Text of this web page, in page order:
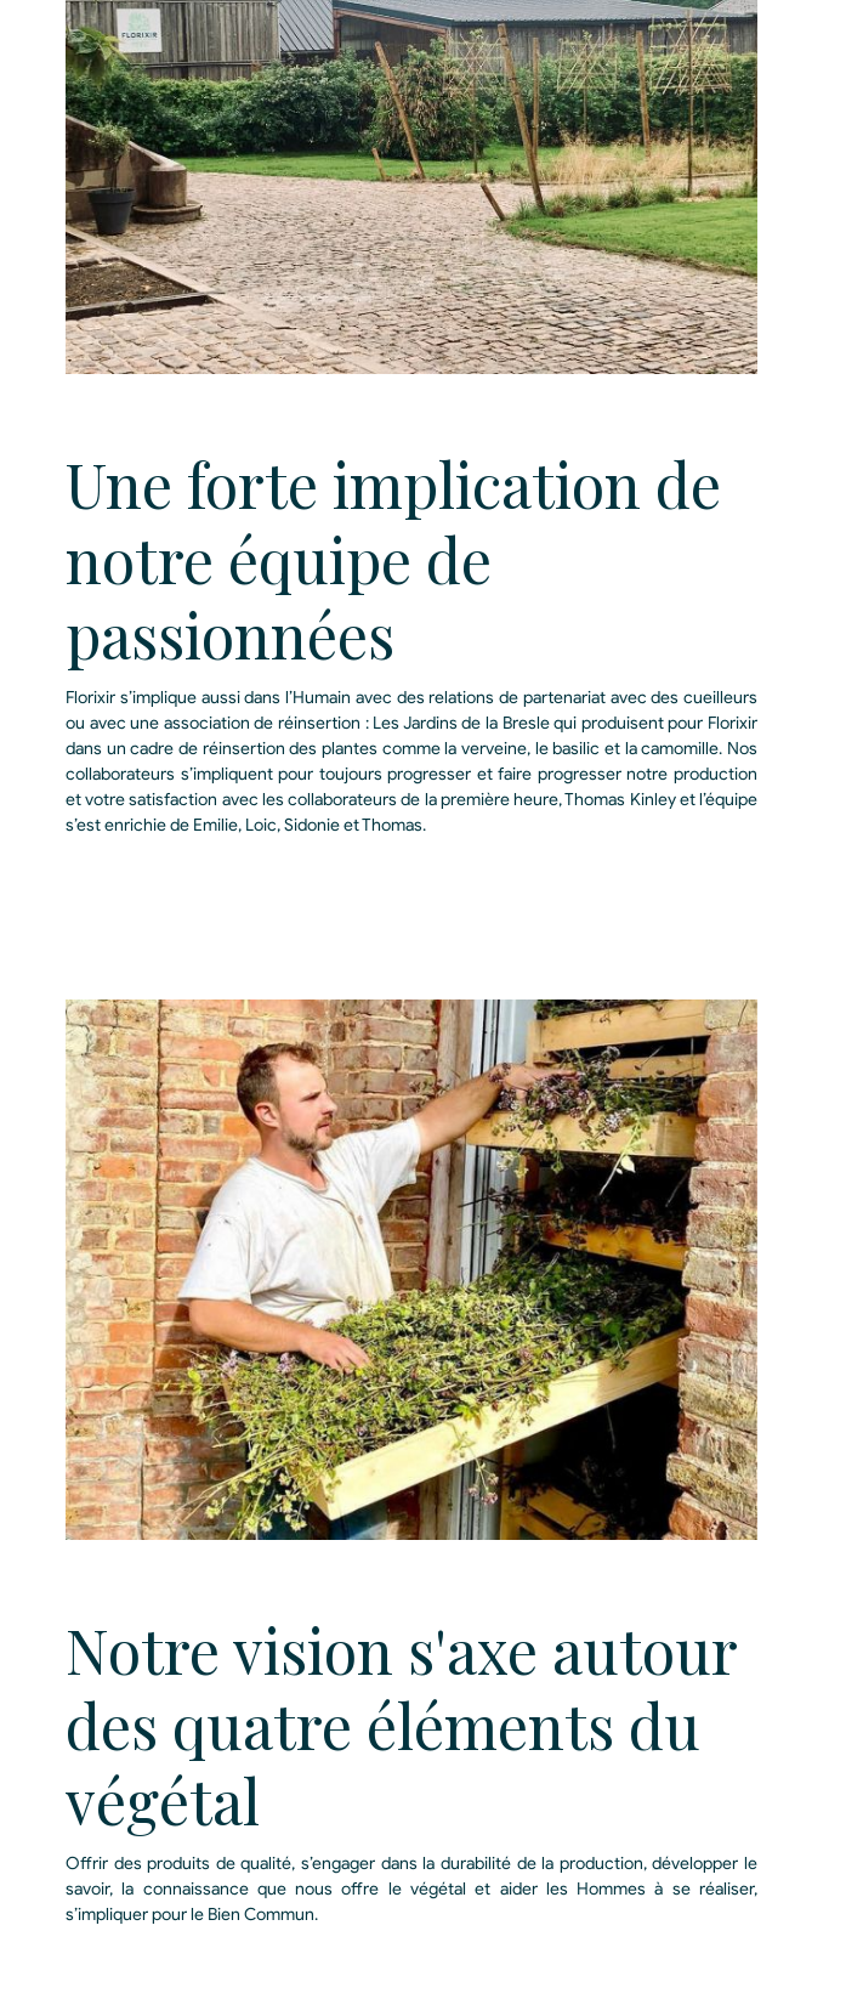
Une forte implication de
notre équipe de
passionnées
Florixir s’implique aussi dans l’Humain avec des relations de partenariat avec des cueilleurs
ou avec une association de réinsertion : Les Jardins de la Bresle qui produisent pour Florixir
dans un cadre de réinsertion des plantes comme la verveine, le basilic et la camomille. Nos
collaborateurs s’impliquent pour toujours progresser et faire progresser notre production
et votre satisfaction avec les collaborateurs de la première heure, Thomas Kinley et l’équipe
s’est enrichie de Emilie, Loic, Sidonie et Thomas.
Notre vision s'axe autour
des quatre éléments du
végétal
Offrir des produits de qualité, s’engager dans la durabilité de la production, développer le
savoir, la connaissance que nous offre le végétal et aider les Hommes à se réaliser,
s’impliquer pour le Bien Commun.